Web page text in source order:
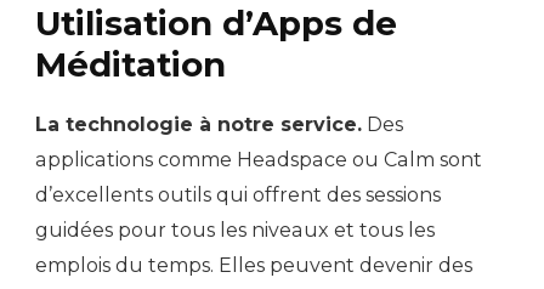
Utilisation d’Apps de
Méditation
La technologie à notre service. Des
applications comme Headspace ou Calm sont
d’excellents outils qui offrent des sessions
guidées pour tous les niveaux et tous les
emplois du temps. Elles peuvent devenir des